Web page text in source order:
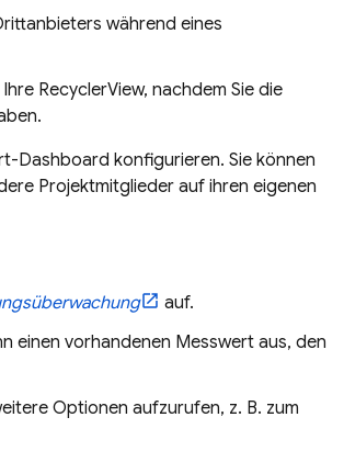
während eines
RecyclerView, nachdem Sie die
Dashboard konfigurieren. Sie können
Projektmitglieder auf ihren eigenen
auf.
einen vorhandenen Messwert aus, den
Optionen aufzurufen, z. B. zum